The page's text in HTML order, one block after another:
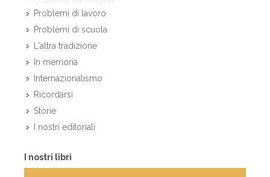
Problemi di lavoro
Problemi di scuola
L'altra tradizione
In memoria
Internazionalismo
Ricordarsi
Storie
I nostri editoriali
I nostri libri